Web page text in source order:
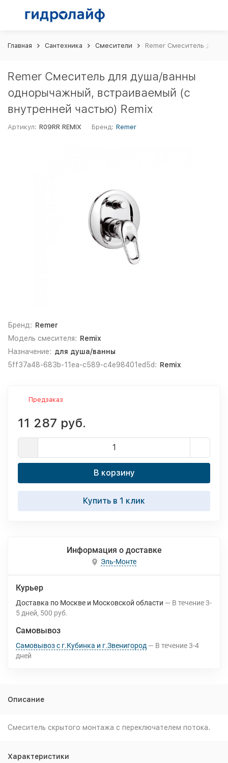
Главная Сантехника Смесители Remer Смеситель для
Remer Смеситель для душа/ванны
однорычажный, встраиваемый (с
внутренней частью) Remix
Артикул: R09RR REMIX Бренд: Remer
Бренд: Remer
Модель смесителя: Remix
Назначение: для душа/ванны
5ff37a48-683b-11ea-c589-c4e98401ed5d: Remix
Предзаказ
11 287 руб.
В корзину
Купить в 1 клик
Информация о доставке
Эль-Монте
Курьер
Доставка по Москве и Московской области В течение3-
5 дней 500 руб.
Самовывоз
Самовывоз с г.Кубинка и г.Звенигород В течение3-4
дней
Описание
Смеситель скрытого монтажа с переключателем потока.
Характеристики